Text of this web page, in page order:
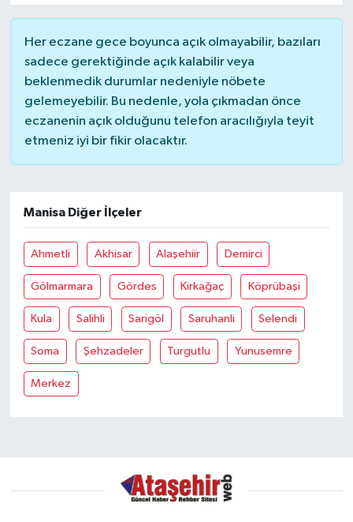
Her eczane gece boyunca açık olmayabilir, bazıları
sadece gerektiğinde açık kalabilir veya
beklenmedik durumlar nedeniyle nöbete
gelemeyebilir. Bu nedenle, yola çıkmadan önce
eczanenin açık olduğunu telefon aracılığıyla teyit
etmeniz iyi bir fikir olacaktır.
Manisa Diğer İlçeler
Ahmetli Akhisar Alaşehiir Demirci
Gölmarmara Gördes Kirkağaç Köprübaşi
Kula Salihli Sarigöl Saruhanli Selendi
Soma Şehzadeler Turgutlu Yunusemre
Merkez